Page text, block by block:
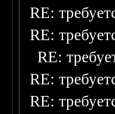
RE:
RE:
RE:
RE:
RE: